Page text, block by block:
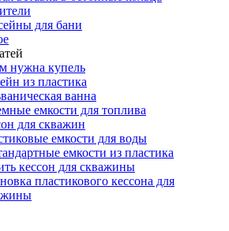
для бани
нужна купель
из пластика
ванна
емкости для топлива
для скважин
емкости для воды
емкости из пластика
кессон для скважины
пластикового кессона для